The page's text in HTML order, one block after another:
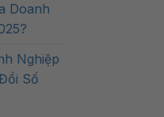
Doanh
Nghiệp
Số